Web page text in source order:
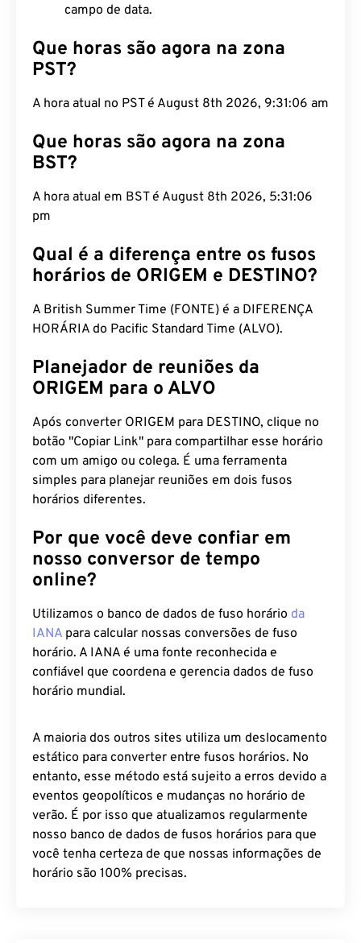
campo de data.
Que horas são agora na zona
PST?
A hora atual no PST é August 8th 2026, 9:31:07 am
Que horas são agora na zona
BST?
A hora atual em BST é August 8th 2026, 5:31:07
pm
Qual é a diferença entre os fusos
horários de ORIGEM e DESTINO?
A British Summer Time (FONTE) é a DIFERENÇA
HORÁRIA do Pacific Standard Time (ALVO).
Planejador de reuniões da
ORIGEM para o ALVO
Após converter ORIGEM para DESTINO, clique no
botão "Copiar Link" para compartilhar esse horário
com um amigo ou colega. É uma ferramenta
simples para planejar reuniões em dois fusos
horários diferentes.
Por que você deve confiar em
nosso conversor de tempo
online?
Utilizamos o banco de dados de fuso horário da
IANA para calcular nossas conversões de fuso
horário. A IANA é uma fonte reconhecida e
confiável que coordena e gerencia dados de fuso
horário mundial.
A maioria dos outros sites utiliza um deslocamento
estático para converter entre fusos horários. No
entanto, esse método está sujeito a erros devido a
eventos geopolíticos e mudanças no horário de
verão. É por isso que atualizamos regularmente
nosso banco de dados de fusos horários para que
você tenha certeza de que nossas informações de
horário são 100% precisas.